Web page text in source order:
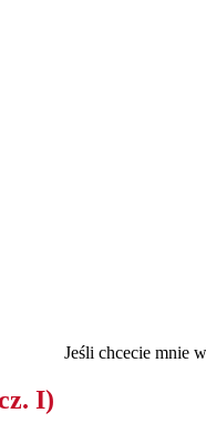
Jeśli chcecie mnie
I)